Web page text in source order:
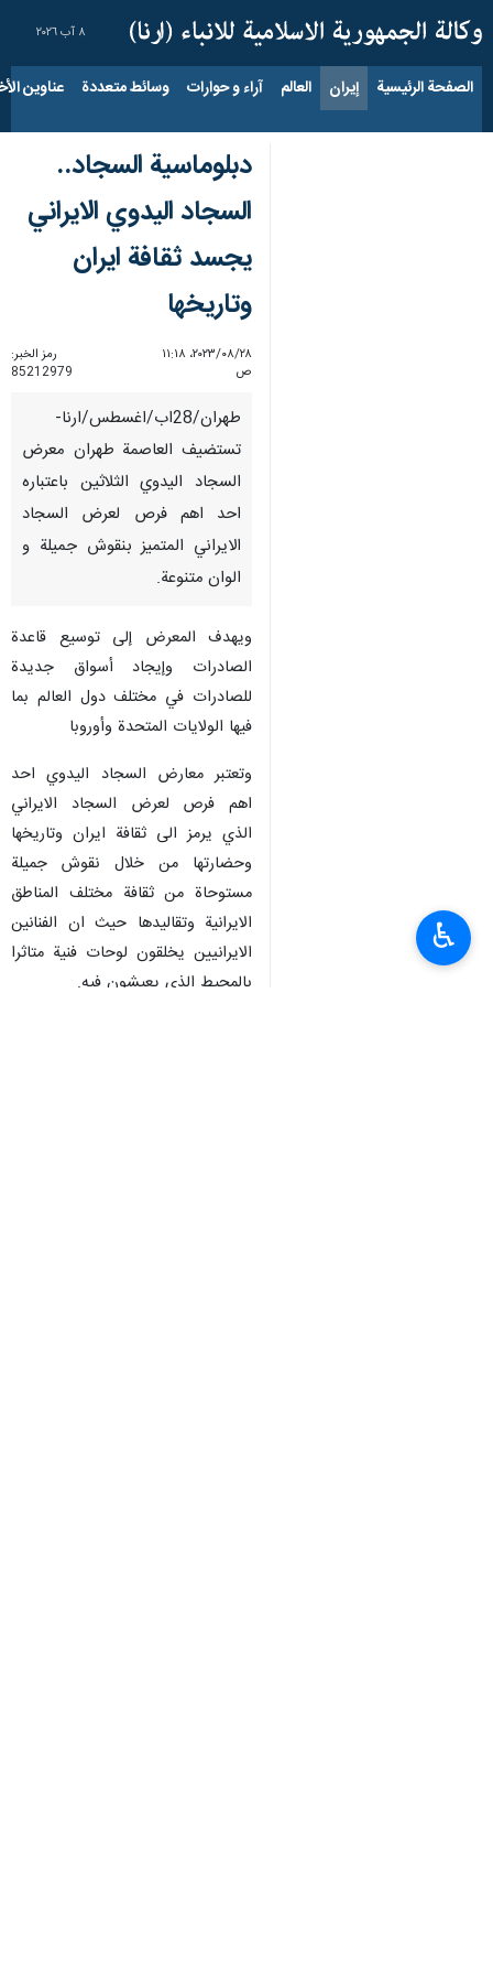
٨ آب ٢٠٢٦
الصفحة الرئيسية إيران العالم آراء و حوارات وسائط متعددة عناوين
دبلوماسية السجاد..
السجاد اليدوي الايراني
يجسد ثقافة ايران
وتاريخها
٢٨‏/٠٨‏/٢٠٢٣، ١١:١٨
ص
رمز الخبر:
85212979
طهران/28اب/اغسطس/ارنا-
تستضيف العاصمة طهران معرض
السجاد اليدوي الثلاثين باعتباره
احد اهم فرص لعرض السجاد
الايراني المتميز بنقوش جميلة و
الوان متنوعة.
ويهدف المعرض إلى توسيع قاعدة
الصادرات وإيجاد أسواق جديدة
للصادرات في مختلف دول العالم بما
فيها الولايات المتحدة وأوروبا
وتعتبر معارض السجاد اليدوي احد
اهم فرص لعرض السجاد الايراني
الذي يرمز الى ثقافة ايران وتاريخها
وحضارتها من خلال نقوش جميلة
مستوحاة من ثقافة مختلف المناطق
الايرانية وتقاليدها حيث ان الفنانين
الايرانيين يخلقون لوحات فنية متاثرا
بالمحيط الذي يعيشون فيه.
♿︎